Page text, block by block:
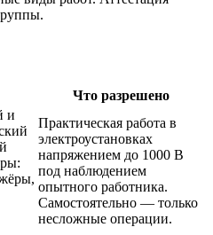
Что разрешено
и
Практическая работа в
электроустановках
напряжением до 1000 В
под наблюдением
опытного работника.
Самостоятельно — только
несложные операции.